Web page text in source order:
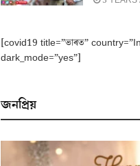
[covid19 title=”ভাৰত”
dark_mode=”yes”]
জনপ্ৰিয়